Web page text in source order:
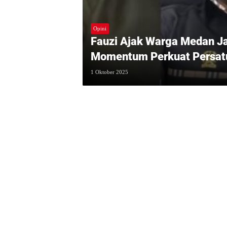
Opini
Fauzi Ajak Warga Medan
Momentum Perkuat
1 Oktober 2025